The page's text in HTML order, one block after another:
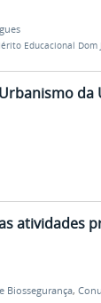
Educacional Dom
da
atividades
Biossegurança,